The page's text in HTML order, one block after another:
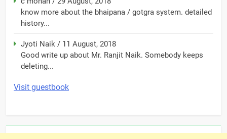
know more about the bhaipana / gotgra system. detailed
history...
Jyoti Naik / 11 August, 2018
Good write up about Mr. Ranjit Naik. Somebody keeps
deleting...
Visit guestbook